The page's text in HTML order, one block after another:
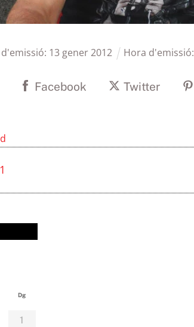
13 gener2012 Hora d'emissió:
Facebook Twitter
Dg
1